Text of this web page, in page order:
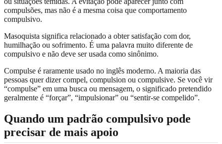
compulsões, mas não é a mesma coisa que comportamento
compulsivo.
Masoquista significa relacionado a obter satisfação com dor,
humilhação ou sofrimento. É uma palavra muito diferente de
compulsivo e não deve ser usada como sinônimo.
Compulse é raramente usado no inglês moderno. A maioria das
pessoas quer dizer compel, compulsion ou compulsive. Se você vir
“compulse” em uma busca ou mensagem, o significado pretendido
geralmente é “forçar”, “impulsionar” ou “sentir-se compelido”.
Quando um padrão compulsivo pode
precisar de mais apoio